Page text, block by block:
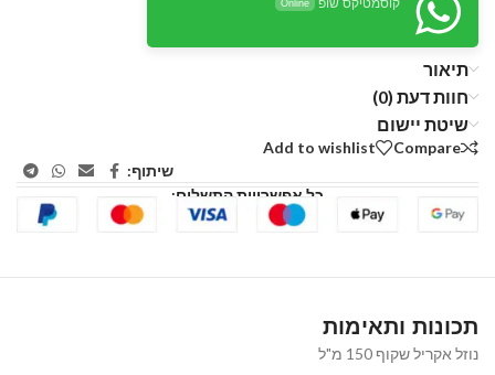
קוסמטיקס שופ Online
תיאור
חוות דעת (0)
שיטת יישום
Compare
Add to wishlist
שיתוף:
כל אפשרויות התשלום:
תכונות ותאימות
נוזל אקריל שקוף 150 מ"ל